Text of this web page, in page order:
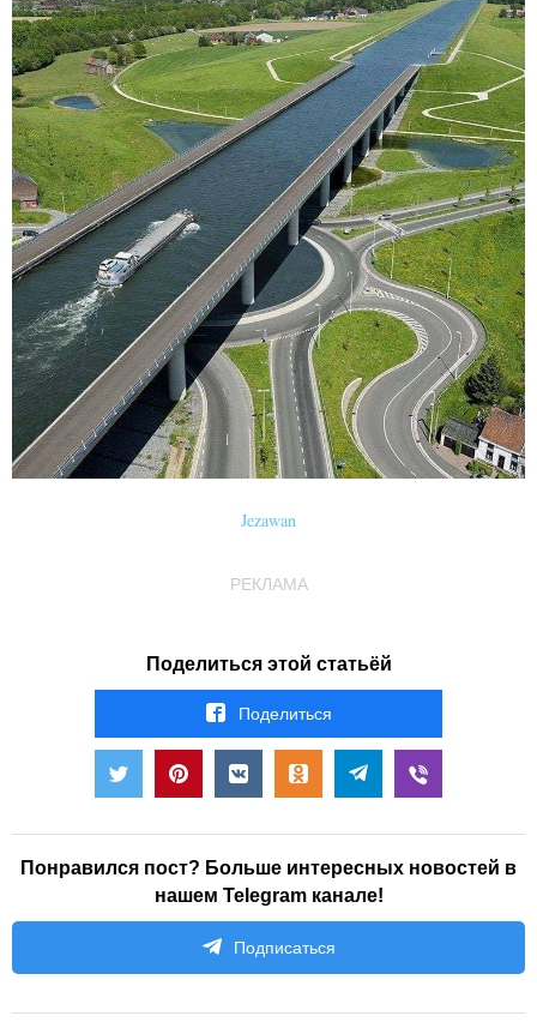
Jezawan
РЕКЛАМА
Поделиться этой статьёй
Поделиться
Понравился пост? Больше интересных новостей в
нашем Telegram канале!
Подписаться